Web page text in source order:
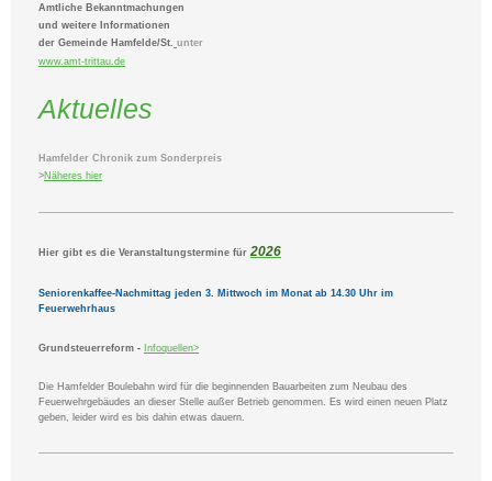
Amtliche Bekanntmachungen
und weitere Informationen
der Gemeinde Hamfelde/St. unter
www.amt-trittau.de
Aktuelles
Hamfelder Chronik zum Sonderpreis
>Näheres hier
Hier gibt es die Veranstaltungstermine für 2026
Seniorenkaffee-Nachmittag jeden 3. Mittwoch im Monat ab 14.30 Uhr im
Feuerwehrhaus
Grundsteuerreform - Infoquellen>
Die Hamfelder Boulebahn wird für die beginnenden Bauarbeiten zum Neubau des
Feuerwehrgebäudes an dieser Stelle außer Betrieb genommen. Es wird einen neuen Platz
geben, leider wird es bis dahin etwas dauern.